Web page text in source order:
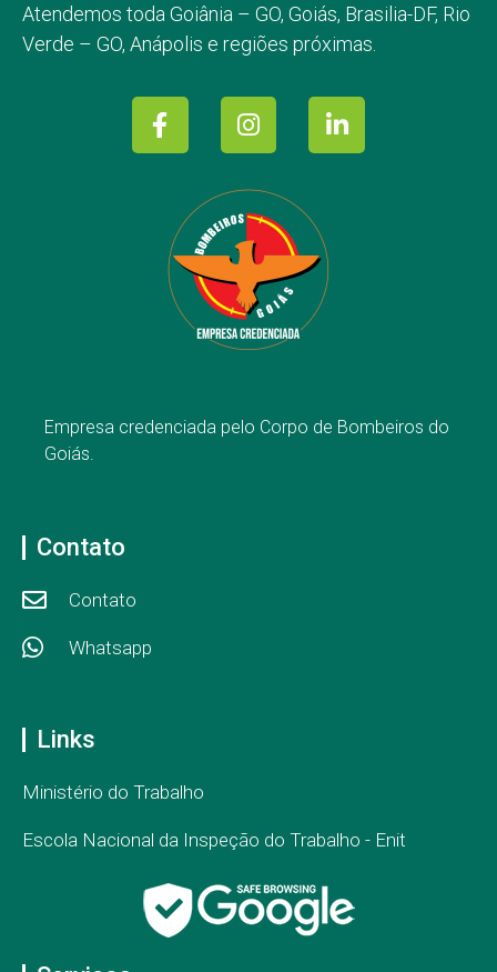
Atendemos toda Goiânia – GO, Goiás, Brasilia-DF, Rio
Verde – GO, Anápolis e regiões próximas.
Empresa credenciada pelo Corpo de Bombeiros do
Goiás.
Contato
Contato
Whatsapp
Links
Ministério do Trabalho
Escola Nacional da Inspeção do Trabalho - Enit